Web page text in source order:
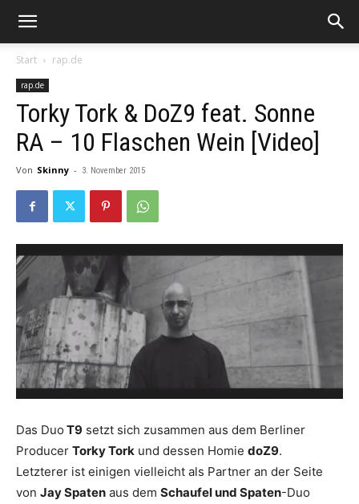
Start rap.de
rap.de
Torky Tork & DoZ9 feat. Sonne
RA – 10 Flaschen Wein [Video]
Von Skinny - 3. November 2015
Das Duo T9 setzt sich zusammen aus dem Berliner
Producer Torky Tork und dessen Homie doZ9.
Letzterer ist einigen vielleicht als Partner an der Seite
von Jay Spaten aus dem Schaufel und Spaten-Duo